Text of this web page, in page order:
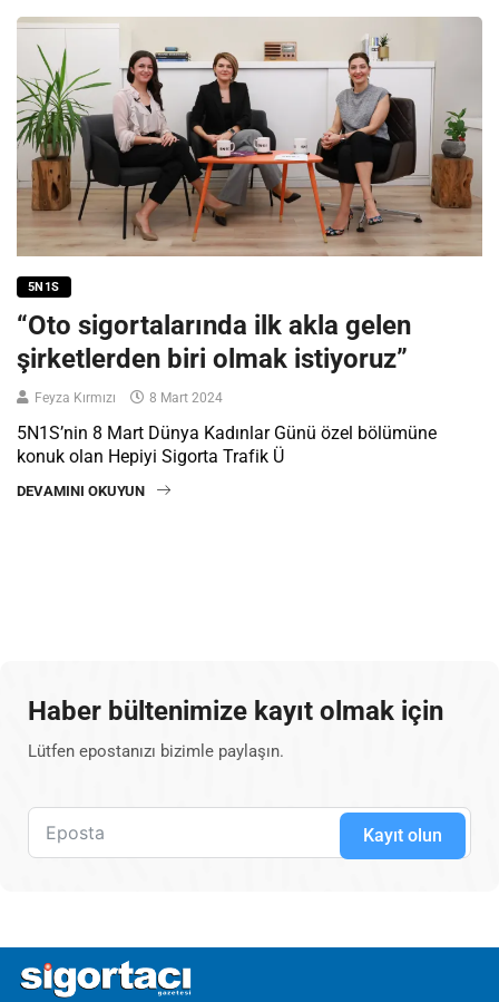
5N1S
“Oto sigortalarında ilk akla gelen
şirketlerden biri olmak istiyoruz”
Feyza Kırmızı 8 Mart 2024
5N1S’nin 8 Mart Dünya Kadınlar Günü özel bölümüne
konuk olan Hepiyi Sigorta Trafik Ü
DEVAMINI OKUYUN
Haber bültenimize kayıt olmak için
Lütfen epostanızı bizimle paylaşın.
Kayıt olun